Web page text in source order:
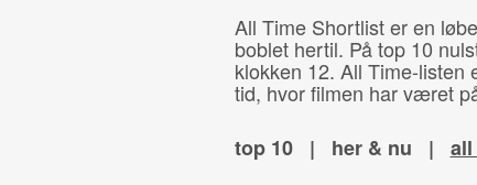
All Time Shortlist er en
boblet hertil. På top 10
klokken 12. All Time-listen
tid, hvor filmen har været
top 10
| her & nu |